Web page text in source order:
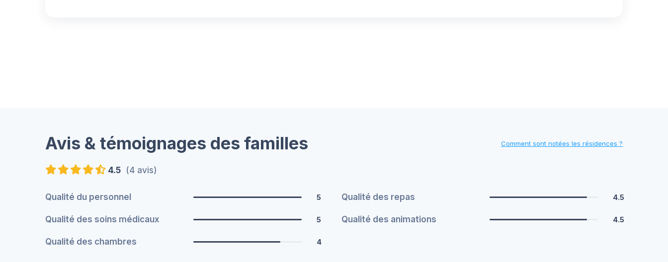
Avis & témoignages des familles Comment sont notées les résidences ?
4.5 (4 avis)
Qualité du personnel 5 Qualité des repas 4.5
Qualité des soins médicaux 5 Qualité des animations 4.5
Qualité des chambres 4